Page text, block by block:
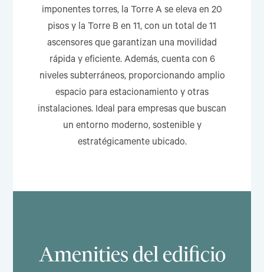
imponentes torres, la Torre A se eleva en 20
pisos y la Torre B en 11, con un total de 11
ascensores que garantizan una movilidad
rápida y eficiente. Además, cuenta con 6
niveles subterráneos, proporcionando amplio
espacio para estacionamiento y otras
instalaciones. Ideal para empresas que buscan
un entorno moderno, sostenible y
estratégicamente ubicado.
Amenities del edificio